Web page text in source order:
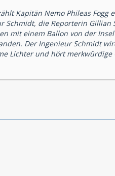
Kapitän Nemo Phileas Fogg
die Reporterin
mit einem Ballon von der
Der Ingenieur Schmidt
Lichter und hört